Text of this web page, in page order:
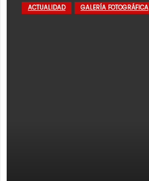
ACTUALIDAD GALERÍA FOTOGRÁFICA